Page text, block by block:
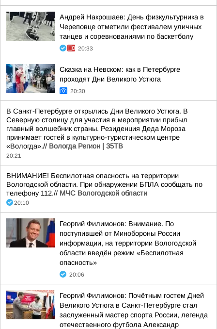
Андрей Накрошаев: День физкультурника в
Череповце отметили фестивалем уличных
танцев и соревнованиями по баскетболу
20:33
Сказка на Невском: как в Петербурге
проходят Дни Великого Устюга
20:30
В Санкт-Петербурге открылись Дни Великого Устюга. В
Северную столицу для участия в мероприятии прибыл
главный волшебник страны. Резиденция Деда Мороза
принимает гостей в культурно-туристическом центре
«Вологда».// Вологда Регион | 35ТВ
20:21
ВНИМАНИЕ! Беспилотная опасность на территории
Вологодской области. При обнаружении БПЛА сообщать по
телефону 112.// МЧС Вологодской области
20:10
Георгий Филимонов: Внимание. По
поступившей от Минобороны России
информации, на территории Вологодской
области введён режим «Беспилотная
опасность»
20:06
Георгий Филимонов: Почётным гостем Дней
Великого Устюга в Санкт-Петербурге стал
заслуженный мастер спорта России, легенда
отечественного футбола Александр